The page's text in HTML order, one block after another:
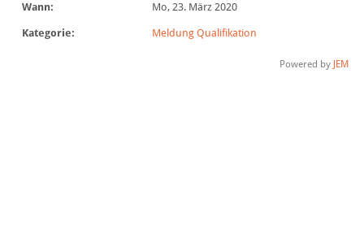
Wann: Mo, 23. März 2020
Kategorie: Meldung Qualifikation
Powered by JEM